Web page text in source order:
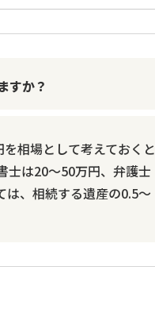
すか？
相場として考えておくと
士は20～50万円、弁護士
は、相続する遺産の0.5～